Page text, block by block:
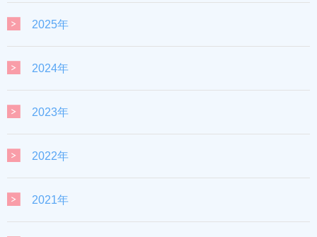
2025年
2024年
2023年
2022年
2021年